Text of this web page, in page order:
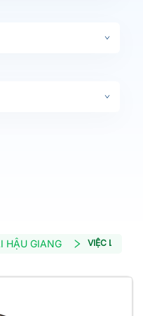
HẬU GIANG VIỆC LÀM